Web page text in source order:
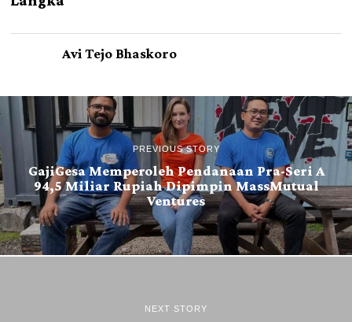
Avi Tejo Bhaskoro
PREVIOUS STORY
GajiGesa Memperoleh Pendanaan Pra-Seri A
94,5 Miliar Rupiah Dipimpin MassMutual
Ventures
NEXT STORY